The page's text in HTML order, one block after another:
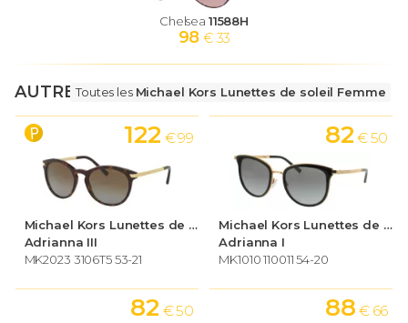
Chelsea 11588H
98 € 33
AUTRES LUNETTES
Toutes les Michael Kors Lunettes de soleil Femme
Michael Kors Lunettes de soleil Femme
Adrianna III
MK2023 3106T5 53-21
122 € 99
Michael Kors Lunettes de soleil Femme
Adrianna I
MK1010 110011 54-20
82 € 50
82 € 50 88 € 66